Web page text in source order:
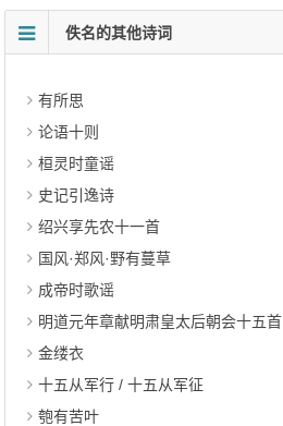
佚名的其他诗词
有所思
论语十则
桓灵时童谣
史记引逸诗
绍兴享先农十一首
国风·郑风·野有蔓草
成帝时歌谣
明道元年章献明肃皇太后朝会十五首
金缕衣
十五从军行 / 十五从军征
匏有苦叶